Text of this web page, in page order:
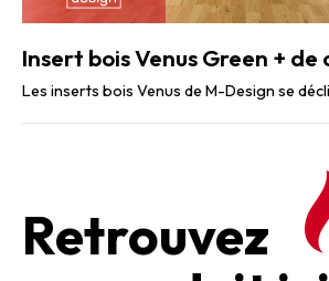
Retrouvez